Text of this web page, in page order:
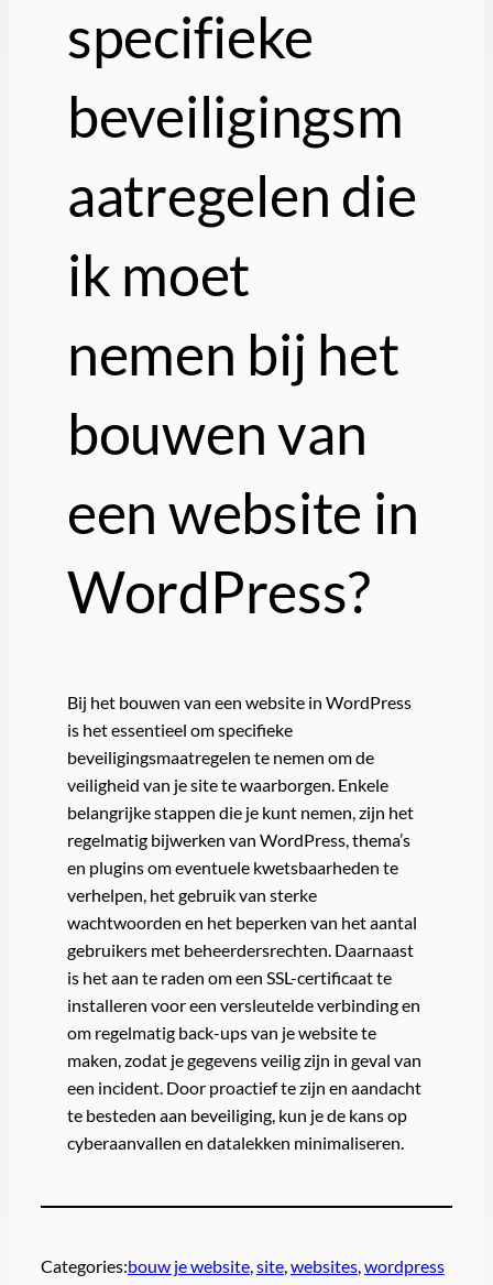
specifieke
beveiligingsm
aatregelen die
ik moet
nemen bij het
bouwen van
een website in
WordPress?
Bij het bouwen van een website in WordPress
is het essentieel om specifieke
beveiligingsmaatregelen te nemen om de
veiligheid van je site te waarborgen. Enkele
belangrijke stappen die je kunt nemen, zijn het
regelmatig bijwerken van WordPress, thema’s
en plugins om eventuele kwetsbaarheden te
verhelpen, het gebruik van sterke
wachtwoorden en het beperken van het aantal
gebruikers met beheerdersrechten. Daarnaast
is het aan te raden om een SSL-certificaat te
installeren voor een versleutelde verbinding en
om regelmatig back-ups van je website te
maken, zodat je gegevens veilig zijn in geval van
een incident. Door proactief te zijn en aandacht
te besteden aan beveiliging, kun je de kans op
cyberaanvallen en datalekken minimaliseren.
Categories:bouw je website, site, websites, wordpress